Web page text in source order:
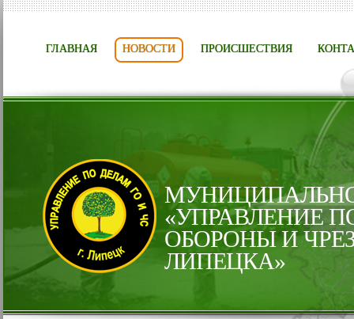
ГЛАВНАЯ НОВОСТИ ПРОИСШЕСТВИЯ
«УПРАВЛЕНИЕ
ОБОРОНЫ И
ЛИПЕЦКА»